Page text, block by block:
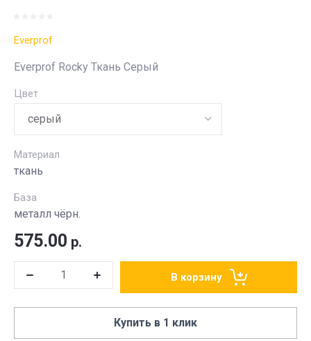
Everprof
Everprof Rocky Ткань Серый
Цвет
Материал
ткань
База
металл чёрн.
575.00 р.
В корзину
Купить в 1 клик